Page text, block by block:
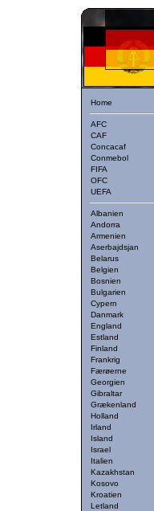
Home
AFC
CAF
Concacaf
Conmebol
FIFA
OFC
UEFA
Albanien
Andorra
Armenien
Aserbajdsjan
Belarus
Belgien
Bosnien
Bulgarien
Cypern
Danmark
England
Estland
Finland
Frankrig
Færøerne
Georgien
Gibraltar
Grækenland
Holland
Irland
Island
Israel
Italien
Kazakhstan
Kosovo
Kroatien
Letland